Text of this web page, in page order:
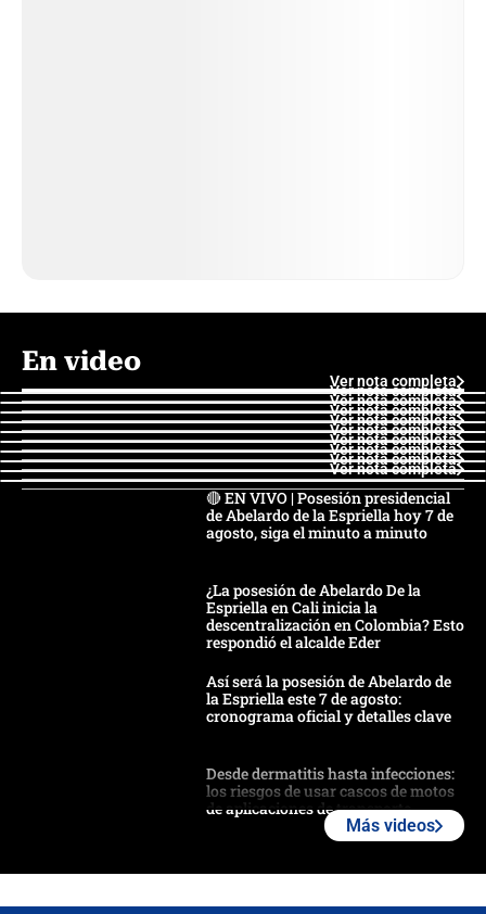
En video
Ver nota completa
Ver nota completa
Ver nota completa
Ver nota completa
Ver nota completa
Ver nota completa
Ver nota completa
Ver nota completa
Ver nota completa
Ver nota completa
🔴 EN VIVO | Posesión presidencial
de Abelardo de la Espriella hoy 7 de
agosto, siga el minuto a minuto
¿La posesión de Abelardo De la
Espriella en Cali inicia la
descentralización en Colombia? Esto
respondió el alcalde Eder
Así será la posesión de Abelardo de
la Espriella este 7 de agosto:
cronograma oficial y detalles clave
Desde dermatitis hasta infecciones:
los riesgos de usar cascos de motos
de aplicaciones de transporte
Más videos